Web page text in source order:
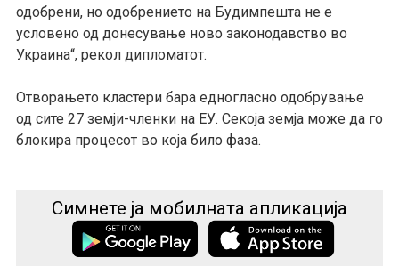
одобрени, но одобрението на Будимпешта не е
условено од донесување ново законодавство во
Украина“, рекол дипломатот.
Отворањето кластери бара едногласно одобрување
од сите 27 земји-членки на ЕУ. Секоја земја може да го
блокира процесот во која било фаза.
Симнете ја мобилната апликација